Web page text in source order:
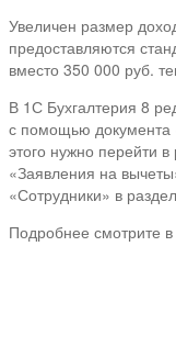
Увеличен размер
предоставляются
вместо 350 000 руб.
В 1С Бухгалтерия 8
с помощью
этого нужно перейти
«Заявления на
«Сотрудники» в
Подробнее смотрите